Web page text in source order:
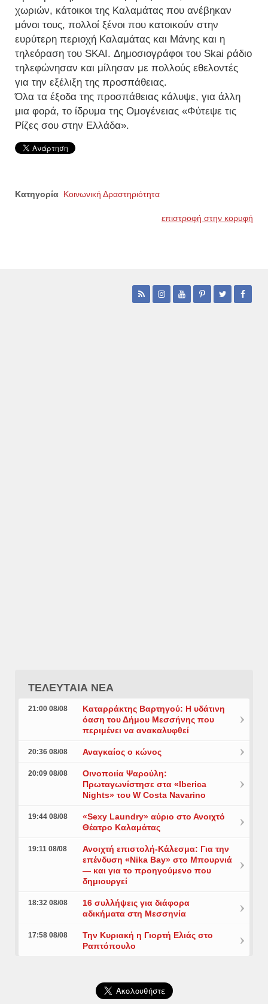
χωριών, κάτοικοι της Καλαμάτας που ανέβηκαν
μόνοι τους, πολλοί ξένοι που κατοικούν στην
ευρύτερη περιοχή Καλαμάτας και Μάνης και η
τηλεόραση του SKAI. Δημοσιογράφοι του Skai ράδιο
τηλεφώνησαν και μίλησαν με πολλούς εθελοντές
για την εξέλιξη της προσπάθειας.
Όλα τα έξοδα της προσπάθειας κάλυψε, για άλλη
μια φορά, το ίδρυμα της Ομογένειας «Φύτεψε τις
Ρίζες σου στην Ελλάδα».
Κατηγορία Κοινωνική Δραστηριότητα
επιστροφή στην κορυφή
ΤΕΛΕΥΤΑΙΑ ΝΕΑ
21:00 08/08
Καταρράκτης Βαρτηγού: Η υδάτινη
όαση του Δήμου Μεσσήνης που
περιμένει να ανακαλυφθεί
20:36 08/08 Αναγκαίος ο κώνος
20:09 08/08
Οινοποιία Ψαρούλη:
Πρωταγωνίστησε στα «Iberica
Nights» του W Costa Navarino
19:44 08/08
«Sexy Laundry» αύριο στο Ανοιχτό
Θέατρο Καλαμάτας
19:11 08/08
Ανοιχτή επιστολή-Κάλεσμα: Για την
επένδυση «Nika Bay» στο Μπουρνιά
— και για το προηγούμενο που
δημιουργεί
18:32 08/08
16 συλλήψεις για διάφορα
αδικήματα στη Μεσσηνία
17:58 08/08
Την Κυριακή η Γιορτή Ελιάς στο
Ραπτόπουλο